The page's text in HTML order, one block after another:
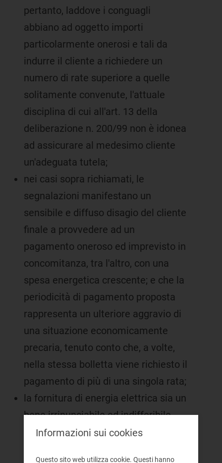
pertanto, laddove i conguagli
abbiano ad oggetto importi
particolarmente onerosi e tali da
indurre il cliente a richiedere un
numero di rate superiore a quelle
solitamente convenute, l'attuale
disciplina di cui all'art. 13 della
deliberazione n. 200/99 non è idonea
ad assicurare al medesimo cliente
un'adeguata tutela;
nei casi sopra richiamati, le
segnalazioni manifestano un
sensibile e diffuso disagio del cliente
finale a provvedere ad un
pagamento oneroso ed imprevisto in
concomitanza, tra l'altro, con una
spesa energetica crescente; e che la
periodicità di pagamento proposta
rappresenta un ulteriore aggravio di
una situazione economicamente
precaria, tenuto conto che, a volte,
nella stessa bolletta viene richiesto il
pagamento di più di una singola rata;
la fornitura di energia elettrica sia un
bene irrinunciabile ed indifferibile
per il cliente finale e che le
Informazioni sui cookies
Questo sito web utilizza cookie. Questi hanno